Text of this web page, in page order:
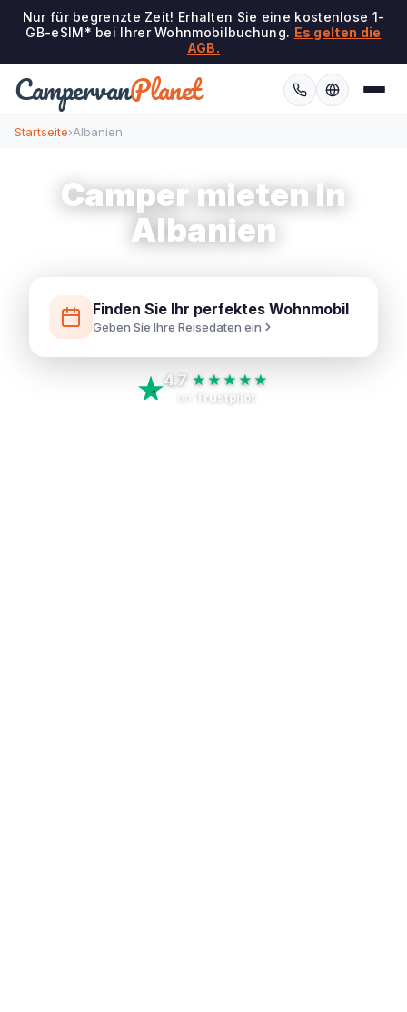
Nur für begrenzte Zeit! Erhalten Sie eine kostenlose 1-
GB-eSIM* bei Ihrer Wohnmobilbuchung. Es gelten die
AGB.
CampervanPlanet
Startseite›Albanien
Camper mieten in
Albanien
Finden Sie Ihr perfektes Wohnmobil
Geben Sie Ihre Reisedaten ein
4.7 ★★★★★
Trustpilot